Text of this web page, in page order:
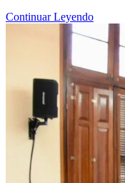
Continuar Leyendo